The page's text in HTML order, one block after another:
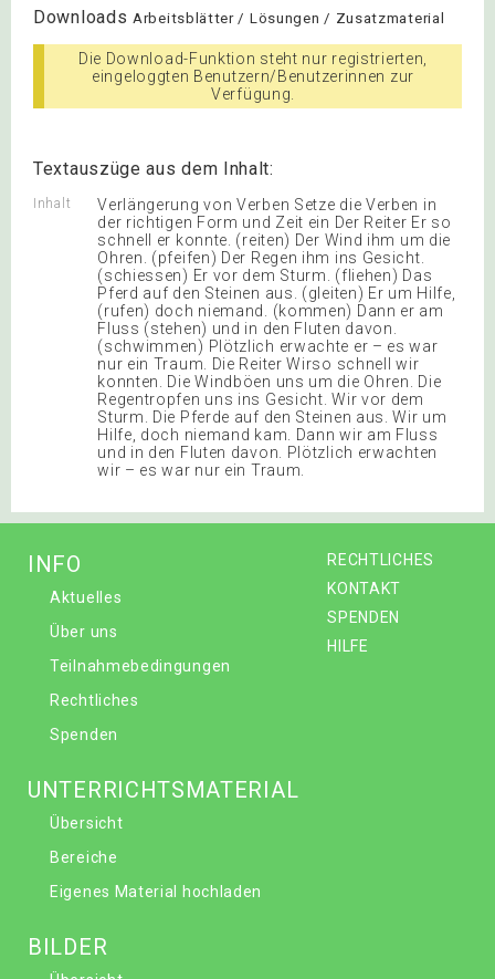
Downloads Arbeitsblätter / Lösungen / Zusatzmaterial
Die Download-Funktion steht nur registrierten,
eingeloggten Benutzern/Benutzerinnen zur
Verfügung.
Textauszüge aus dem Inhalt:
Inhalt
Verlängerung von Verben Setze die Verben in
der richtigen Form und Zeit ein Der Reiter Er so
schnell er konnte. (reiten) Der Wind ihm um die
Ohren. (pfeifen) Der Regen ihm ins Gesicht.
(schiessen) Er vor dem Sturm. (fliehen) Das
Pferd auf den Steinen aus. (gleiten) Er um Hilfe,
(rufen) doch niemand. (kommen) Dann er am
Fluss (stehen) und in den Fluten davon.
(schwimmen) Plötzlich erwachte er – es war
nur ein Traum. Die Reiter Wirso schnell wir
konnten. Die Windböen uns um die Ohren. Die
Regentropfen uns ins Gesicht. Wir vor dem
Sturm. Die Pferde auf den Steinen aus. Wir um
Hilfe, doch niemand kam. Dann wir am Fluss
und in den Fluten davon. Plötzlich erwachten
wir – es war nur ein Traum.
RECHTLICHES
KONTAKT
SPENDEN
HILFE
INFO
Aktuelles
Über uns
Teilnahmebedingungen
Rechtliches
Spenden
UNTERRICHTSMATERIAL
Übersicht
Bereiche
Eigenes Material hochladen
BILDER